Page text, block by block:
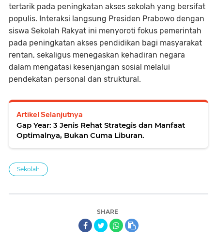
tertarik pada peningkatan akses sekolah yang bersifat
populis. Interaksi langsung Presiden Prabowo dengan
siswa Sekolah Rakyat ini menyoroti fokus pemerintah
pada peningkatan akses pendidikan bagi masyarakat
rentan, sekaligus menegaskan kehadiran negara
dalam mengatasi kesenjangan sosial melalui
pendekatan personal dan struktural.
Artikel Selanjutnya
Gap Year: 3 Jenis Rehat Strategis dan Manfaat
Optimalnya, Bukan Cuma Liburan.
Sekolah
SHARE